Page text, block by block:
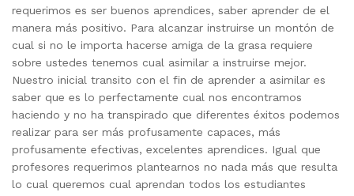
requerimos es ser buenos aprendices, saber aprender de el
manera más positivo. Para alcanzar instruirse un montón de
cual si no le importa hacerse amiga de la grasa requiere
sobre ustedes tenemos cual asimilar a instruirse mejor.
Nuestro inicial transito con el fin de aprender a asimilar es
saber que es lo perfectamente cual nos encontramos
haciendo y no ha transpirado que diferentes éxitos podemos
realizar para ser más profusamente capaces, más
profusamente efectivas, excelentes aprendices. Igual que
profesores requerimos plantearnos no nada más que resulta
lo cual queremos cual aprendan todos los estudiantes